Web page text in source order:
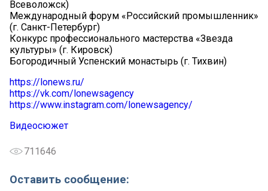
Всеволожск)
Международный форум «Российский промышленник»
(г. Санкт-Петербург)
Конкурс профессионального мастерства «Звезда
культуры» (г. Кировск)
Богородичный Успенский монастырь (г. Тихвин)
https://lonews.ru/
https://vk.com/lonewsagency
https://www.instagram.com/lonewsagency/
Видеосюжет
711646
Оставить сообщение: